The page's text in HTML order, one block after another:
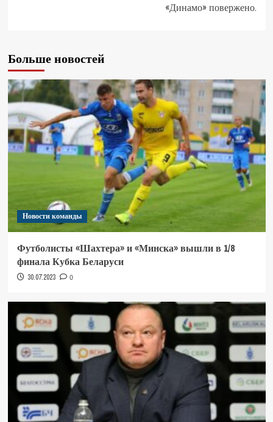
«Динамо» повержено.
Больше новостей
Новости команды
Футболисты «Шахтера» и «Минска» вышли в 1/8
финала Кубка Беларуси
30.07.2023 0